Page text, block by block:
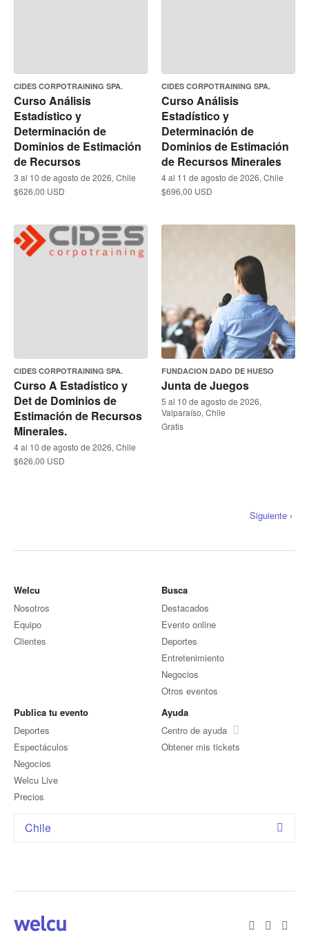
CIDES CORPOTRAINING SPA.
Curso Análisis
Estadístico y
Determinación de
Dominios de Estimación
de Recursos
3 al 10 de agosto de 2026, Chile
$626,00 USD
CIDES CORPOTRAINING SPA.
Curso Análisis
Estadístico y
Determinación de
Dominios de Estimación
de Recursos Minerales
4 al 11 de agosto de 2026, Chile
$696,00 USD
CIDES CORPOTRAINING SPA.
Curso A Estadístico y
Det de Dominios de
Estimación de Recursos
Minerales.
4 al 10 de agosto de 2026, Chile
$626,00 USD
FUNDACION DADO DE HUESO
Junta de Juegos
5 al 10 de agosto de 2026,
Valparaíso, Chile
Gratis
Siguiente ›
Welcu
Nosotros
Equipo
Clientes
Busca
Destacados
Evento online
Deportes
Entretenimiento
Negocios
Otros eventos
Publica tu evento
Deportes
Espectáculos
Negocios
Welcu Live
Precios
Ayuda
Centro de ayuda
Obtener mis tickets
Chile